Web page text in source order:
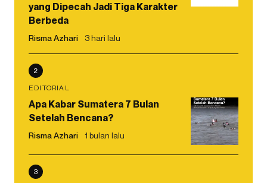
yang Dipecah Jadi Tiga Karakter
Berbeda
Risma Azhari 3 hari lalu
2
EDITORIAL
Apa Kabar Sumatera 7 Bulan
Setelah Bencana?
Risma Azhari 1 bulan lalu
3